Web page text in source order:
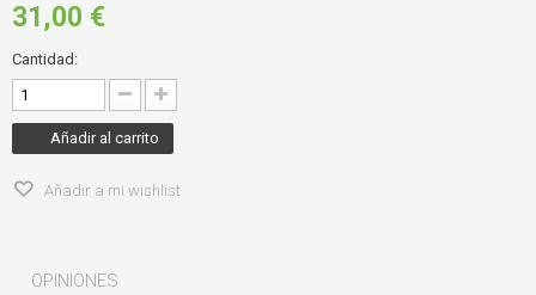
31,00 €
Cantidad:
Añadir al carrito
Añadir a mi wishlist
OPINIONES